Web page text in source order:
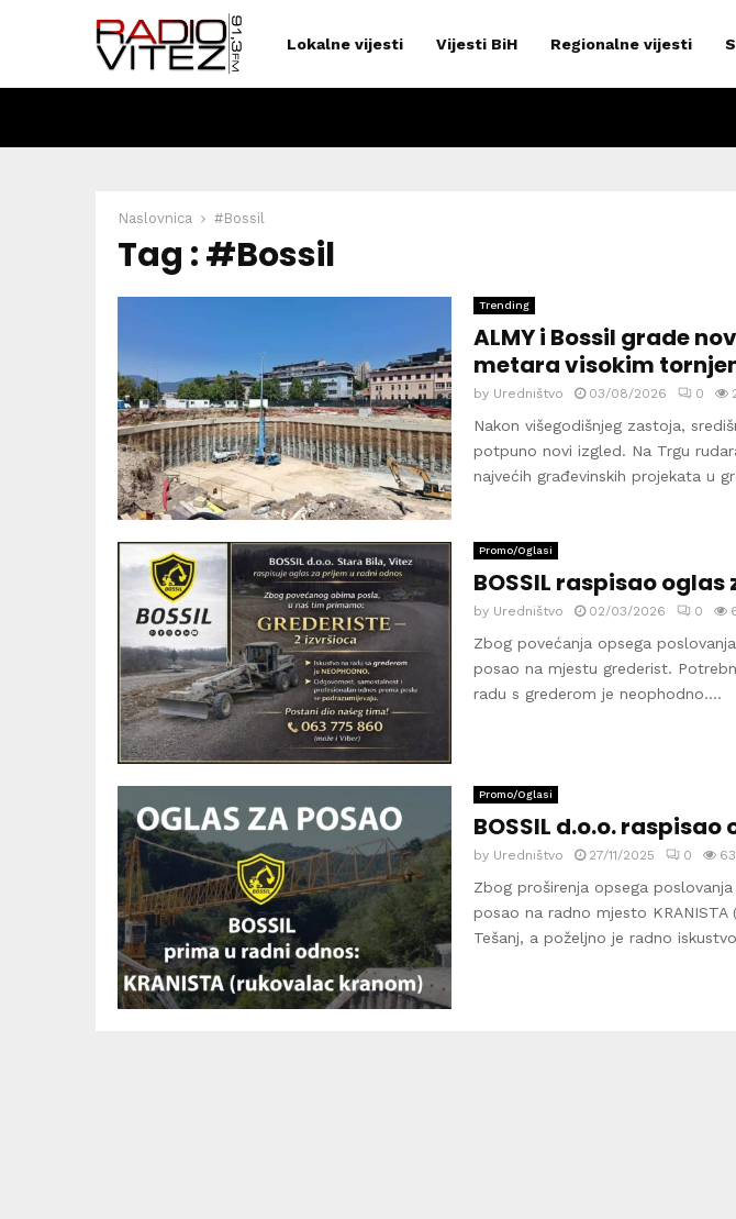
Lokalne vijesti Vijesti BiH Regionalne vijesti
Naslovnica #Bossil
Tag : #Bossil
Trending
ALMY i Bossil grade
metara visokim
by Uredništvo 03/08/2026 0
Nakon višegodišnjeg zastoja,
potpuno novi izgled. Na Trgu
najvećih građevinskih projekata u
Promo/Oglasi
BOSSIL raspisao oglas
by Uredništvo 02/03/2026 0
Zbog povećanja opsega
posao na mjestu grederist.
radu s grederom je neophodno....
Promo/Oglasi
BOSSIL d.o.o.
by Uredništvo 27/11/2025 0
Zbog proširenja opsega
posao na radno mjesto
Tešanj, a poželjno je radno